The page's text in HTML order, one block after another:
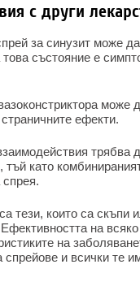
с други
за синузит може
състояние е
може
ефекти.
трябва
тъй като
спрея.
тези, които са скъпи
на
на
спрейове и всички те